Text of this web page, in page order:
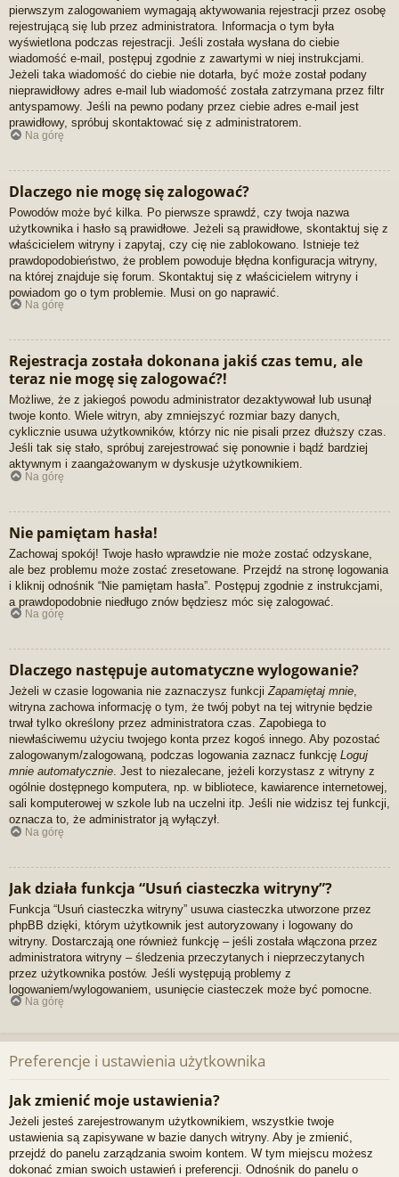
pierwszym zalogowaniem wymagają aktywowania rejestracji przez osobę
rejestrującą się lub przez administratora. Informacja o tym była
wyświetlona podczas rejestracji. Jeśli została wysłana do ciebie
wiadomość e-mail, postępuj zgodnie z zawartymi w niej instrukcjami.
Jeżeli taka wiadomość do ciebie nie dotarła, być może został podany
nieprawidłowy adres e-mail lub wiadomość została zatrzymana przez filtr
antyspamowy. Jeśli na pewno podany przez ciebie adres e-mail jest
prawidłowy, spróbuj skontaktować się z administratorem.
Na górę
Dlaczego nie mogę się zalogować?
Powodów może być kilka. Po pierwsze sprawdź, czy twoja nazwa
użytkownika i hasło są prawidłowe. Jeżeli są prawidłowe, skontaktuj się z
właścicielem witryny i zapytaj, czy cię nie zablokowano. Istnieje też
prawdopodobieństwo, że problem powoduje błędna konfiguracja witryny,
na której znajduje się forum. Skontaktuj się z właścicielem witryny i
powiadom go o tym problemie. Musi on go naprawić.
Na górę
Rejestracja została dokonana jakiś czas temu, ale
teraz nie mogę się zalogować?!
Możliwe, że z jakiegoś powodu administrator dezaktywował lub usunął
twoje konto. Wiele witryn, aby zmniejszyć rozmiar bazy danych,
cyklicznie usuwa użytkowników, którzy nic nie pisali przez dłuższy czas.
Jeśli tak się stało, spróbuj zarejestrować się ponownie i bądź bardziej
aktywnym i zaangażowanym w dyskusje użytkownikiem.
Na górę
Nie pamiętam hasła!
Zachowaj spokój! Twoje hasło wprawdzie nie może zostać odzyskane,
ale bez problemu może zostać zresetowane. Przejdź na stronę logowania
i kliknij odnośnik “Nie pamiętam hasła”. Postępuj zgodnie z instrukcjami,
a prawdopodobnie niedługo znów będziesz móc się zalogować.
Na górę
Dlaczego następuje automatyczne wylogowanie?
Jeżeli w czasie logowania nie zaznaczysz funkcjiZapamiętaj mnie,
witryna zachowa informację o tym, że twój pobyt na tej witrynie będzie
trwał tylko określony przez administratora czas. Zapobiega to
niewłaściwemu użyciu twojego konta przez kogoś innego. Aby pozostać
zalogowanym/zalogowaną, podczas logowania zaznacz funkcję Loguj
mnie automatycznie. Jest to niezalecane, jeżeli korzystasz z witryny z
ogólnie dostępnego komputera, np. w bibliotece, kawiarence internetowej,
sali komputerowej w szkole lub na uczelni itp. Jeśli nie widzisz tej funkcji,
oznacza to, że administrator ją wyłączył.
Na górę
Jak działa funkcja “Usuń ciasteczka witryny”?
Funkcja “Usuń ciasteczka witryny” usuwa ciasteczka utworzone przez
phpBB dzięki, którym użytkownik jest autoryzowany i logowany do
witryny. Dostarczają one również funkcję – jeśli została włączona przez
administratora witryny – śledzenia przeczytanych i nieprzeczytanych
przez użytkownika postów. Jeśli występują problemy z
logowaniem/wylogowaniem, usunięcie ciasteczek może być pomocne.
Na górę
Preferencje i ustawienia użytkownika
Jak zmienić moje ustawienia?
Jeżeli jesteś zarejestrowanym użytkownikiem, wszystkie twoje
ustawienia są zapisywane w bazie danych witryny. Aby je zmienić,
przejdź do panelu zarządzania swoim kontem. W tym miejscu możesz
dokonać zmian swoich ustawień i preferencji. Odnośnik do panelu o